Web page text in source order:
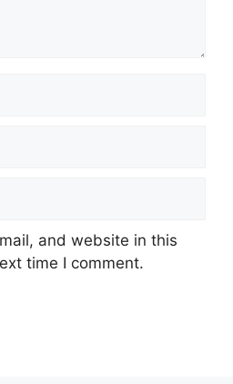
and website in this
time I comment.